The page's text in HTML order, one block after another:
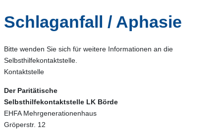
Schlaganfall / Aphasie
Bitte wenden Sie sich für weitere Informationen an die
Selbsthilfekontaktstelle.
Kontaktstelle
Der Paritätische
Selbsthilfekontaktstelle LK Börde
EHFA Mehrgenerationenhaus
Gröperstr. 12